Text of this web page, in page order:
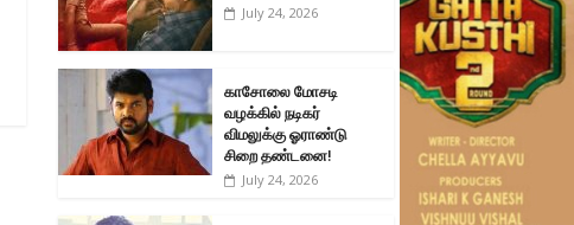
July 24, 2026
காசோலை மோசடி
வழக்கில் நடிகர்
விமலுக்கு ஓராண்டு
சிறை தண்டனை!
July 24, 2026